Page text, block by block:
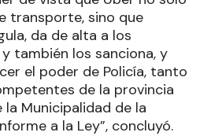
transporte, sino que
da de alta a los
también los sanciona, y
el poder de Policía, tanto
de la provincia
Municipalidad de la
a la Ley”, concluyó.